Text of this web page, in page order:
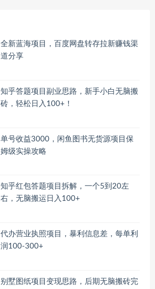
全新蓝海项目，百度网盘转存拉新赚钱渠
道分享
知乎答题项目副业思路，新手小白无脑搬
砖，轻松日入100+！
单号收益3000，闲鱼图书无货源项目保
姆级实操攻略
知乎红包答题项目拆解，一个5到20左
右，无脑搬运日入100+
代办营业执照项目，暴利信息差，每单利
润100-300+
别墅图纸项目变现思路，后期无脑搬砖完